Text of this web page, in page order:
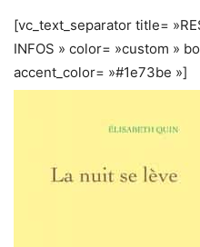
[vc_text_separator title=
INFOS » color= »custom »
accent_color= »#1e73be »]